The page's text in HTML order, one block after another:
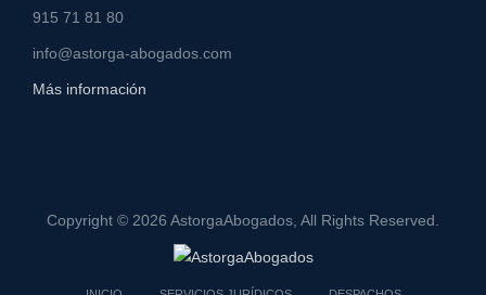
915 71 81 80
info@astorga-abogados.com
Más información
Copyright © 2026 AstorgaAbogados , All Rights Reserved.